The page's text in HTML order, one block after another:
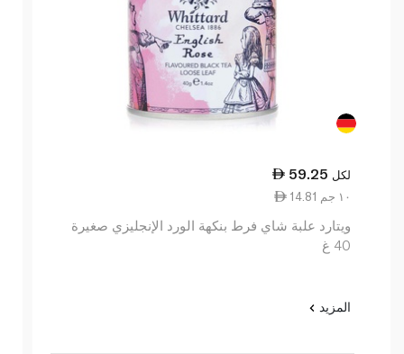
59.25 لكل
14.81 ١٠ جم
ويتارد علبة شاي فرط بنكهة الورد الإنجليزي صغيرة
40 غ
المزيد